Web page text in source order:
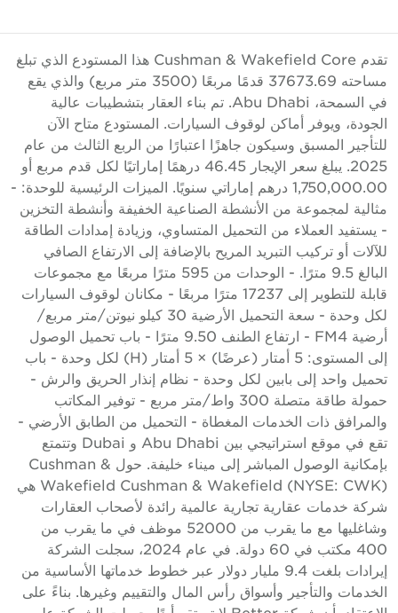
تقدم Cushman & Wakefield Core هذا المستودع الذي تبلغ
مساحته 37673.69 قدمًا مربعًا (3500 متر مربع) والذي يقع
في السمحة، Abu Dhabi. تم بناء العقار بتشطيبات عالية
الجودة، ويوفر أماكن لوقوف السيارات. المستودع متاح الآن
للتأجير المسبق وسيكون جاهزًا اعتبارًا من الربع الثالث من عام
2025. يبلغ سعر الإيجار 46.45 درهمًا إماراتيًا لكل قدم مربع أو
1,750,000.00 درهم إماراتي سنويًا. الميزات الرئيسية للوحدة: -
مثالية لمجموعة من الأنشطة الصناعية الخفيفة وأنشطة التخزين
- يستفيد العملاء من التحميل المتساوي، وزيادة إمدادات الطاقة
للآلات أو تركيب التبريد المريح بالإضافة إلى الارتفاع الصافي
البالغ 9.5 مترًا. - الوحدات من 595 مترًا مربعًا مع مجموعات
قابلة للتطوير إلى 17237 مترًا مربعًا - مكانان لوقوف السيارات
لكل وحدة - سعة التحميل الأرضية 30 كيلو نيوتن/متر مربع/
أرضية FM4 - ارتفاع الطنف 9.50 مترًا - باب تحميل الوصول
إلى المستوى: 5 أمتار (عرضًا) × 5 أمتار (H) لكل وحدة - باب
تحميل واحد إلى بابين لكل وحدة - نظام إنذار الحريق والرش -
حمولة طاقة متصلة 300 واط/متر مربع - توفير المكاتب
والمرافق ذات الخدمات المغطاة - التحميل من الطابق الأرضي -
تقع في موقع استراتيجي بين Abu Dhabi و Dubai وتتمتع
بإمكانية الوصول المباشر إلى ميناء خليفة. حول Cushman &
Wakefield Cushman & Wakefield (NYSE: CWK) هي
شركة خدمات عقارية تجارية عالمية رائدة لأصحاب العقارات
وشاغليها مع ما يقرب من 52000 موظف في ما يقرب من
400 مكتب في 60 دولة. في عام 2024، سجلت الشركة
إيرادات بلغت 9.4 مليار دولار عبر خطوط خدماتها الأساسية من
الخدمات والتأجير وأسواق رأس المال والتقييم وغيرها. بناءً على